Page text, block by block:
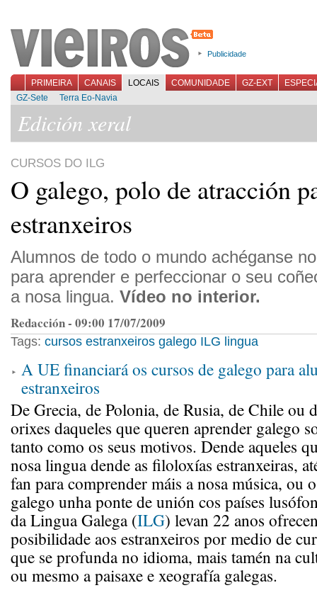
Publicidade
PRIMEIRA CANAIS LOCAIS COMUNIDADE GZ-EXT
GZ-Sete
Terra Eo-Navia
Edición xeral
CURSOS DO ILG
O galego, polo de atracción
estranxeiros
Alumnos de todo o mundo achéganse
para aprender e perfeccionar o seu
a nosa lingua. Vídeo no interior.
Redacción - 09:00 17/07/2009
Tags: cursos estranxeiros galego ILG lingua
A UE financiará os cursos de galego para
estranxeiros
De Grecia, de Polonia, de Rusia, de Chile ou
orixes daqueles que queren aprender galego
tanto como os seus motivos. Dende aqueles
nosa lingua dende as filoloxías estranxeiras,
fan para comprender máis a nosa música, ou
galego unha ponte de unión cos países
da Lingua Galega (ILG) levan 22 anos
posibilidade aos estranxeiros por medio de
que se profunda no idioma, mais tamén na
ou mesmo a paisaxe e xeografía galegas.